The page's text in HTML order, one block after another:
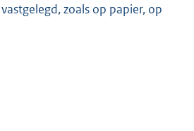
zoals op papier, op